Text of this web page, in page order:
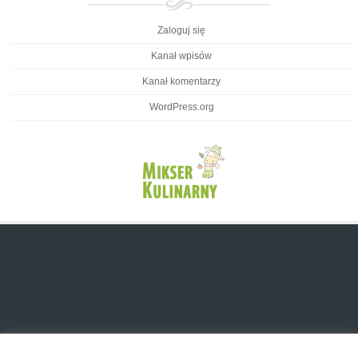
Zaloguj się
Kanał wpisów
Kanał komentarzy
WordPress.org